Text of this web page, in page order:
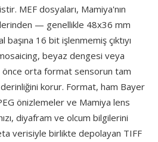
MEF dosyaları, Mamiya'nın
— genellikle 48x36 mm
16 bit işlenmemiş çıktıyı
beyaz dengesi veya
önce orta format sensorun tam
derinliğini korur. Format, ham Bayer
önizlemeler ve Mamiya lens
diyafram ve olcum bilgilerini
verisiyle birlikte depolayan TIFF